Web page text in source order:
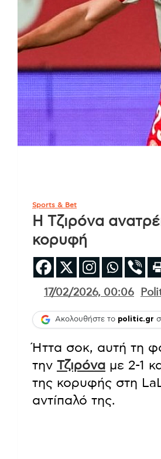
Sports & Bet
Η Tζιρόνα
κορυφή
17/02/2026, 00:06
Ακολουθήστε το politic.gr
Ήττα σοκ, αυτή τη
την Τζιρόνα με 2-1
της κορυφής στη
αντίπαλό της.